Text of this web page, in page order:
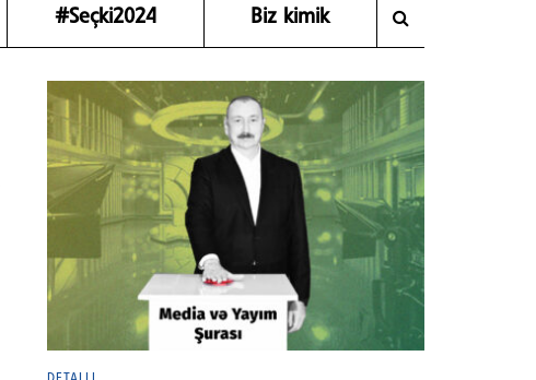
#Seçki2024 Biz kimik